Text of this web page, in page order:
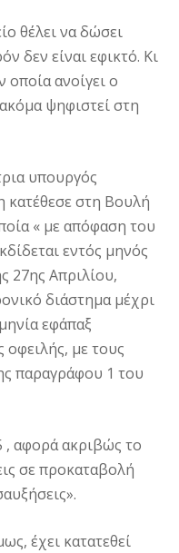
θέλει να δώσει
δεν είναι εφικτό. Κι
οποία ανοίγει ο
ψηφιστεί στη
υπουργός
κατέθεσε στη Βουλή
« με απόφαση του
εντός μηνός
27ης Απριλίου,
διάστημα μέχρι
εφάπαξ
με τους
παραγράφου 1 του
αφορά ακριβώς το
σε προκαταβολή
έχει κατατεθεί